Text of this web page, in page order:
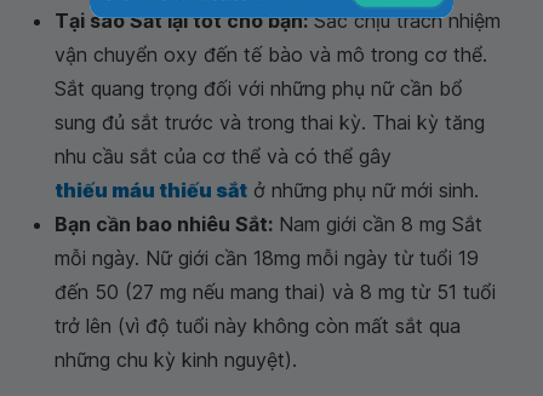
Tại sao Sắt lại tốt cho bạn:Sắc chịu trách nhiệm
vận chuyển oxy đến tế bào và mô trong cơ thể.
Sắt quang trọng đối với những phụ nữ cần bổ
sung đủ sắt trước và trong thai kỳ. Thai kỳ tăng
nhu cầu sắt của cơ thể và có thể gây
thiếu máu thiếu sắt ở những phụ nữ mới sinh.
Bạn cần bao nhiêu Sắt: Nam giới cần 8 mg Sắt
mỗi ngày. Nữ giới cần 18mg mỗi ngày từ tuổi 19
đến 50 (27 mg nếu mang thai) và 8 mg từ 51 tuổi
trở lên (vì độ tuổi này không còn mất sắt qua
những chu kỳ kinh nguyệt).